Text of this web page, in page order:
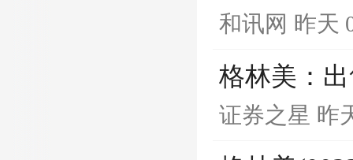
和讯网 昨天
格林美：
证券之星 昨